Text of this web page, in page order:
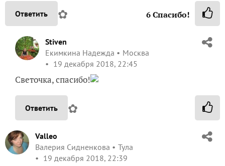
Ответить ✿ 6Спасибо!
Stiven
Екимкина Надежда
Москва
19 декабря 2018, 22:45
Светочка, спасибо!
Ответить ✿
Valleo
Валерия Сидненкова
Тула
19 декабря 2018, 22:39